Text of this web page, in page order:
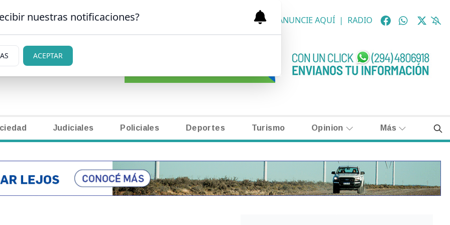
DE BARILOCHE CLASIFICADOS NECROLÓGICAS ANUNCIE AQUÍ | RADIO
Judiciales Policiales Deportes Turismo Opinion Más
nuestras notificaciones?
ACEPTAR